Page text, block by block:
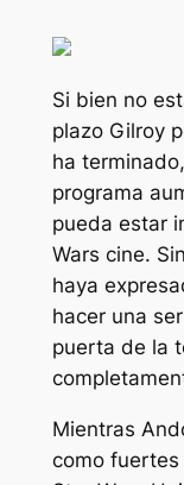
Si bien no
plazo Gilroy
ha
programa
pueda estar
Wars cine.
haya
hacer una
puerta de la
Mientras
como